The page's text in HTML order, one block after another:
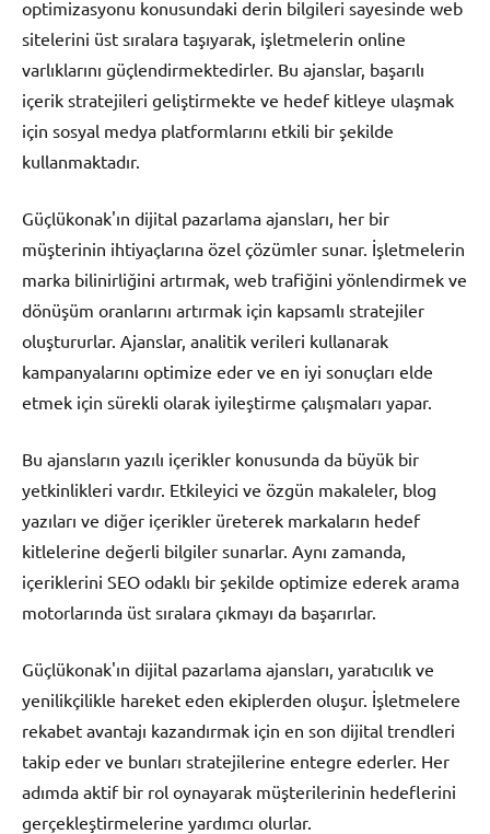
optimizasyonu konusundaki derin bilgileri sayesinde web
sitelerini üst sıralara taşıyarak, işletmelerin online
varlıklarını güçlendirmektedirler. Bu ajanslar, başarılı
içerik stratejileri geliştirmekte ve hedef kitleye ulaşmak
için sosyal medya platformlarını etkili bir şekilde
kullanmaktadır.
Güçlükonak'ın dijital pazarlama ajansları, her bir
müşterinin ihtiyaçlarına özel çözümler sunar. İşletmelerin
marka bilinirliğini artırmak, web trafiğini yönlendirmek ve
dönüşüm oranlarını artırmak için kapsamlı stratejiler
oluştururlar. Ajanslar, analitik verileri kullanarak
kampanyalarını optimize eder ve en iyi sonuçları elde
etmek için sürekli olarak iyileştirme çalışmaları yapar.
Bu ajansların yazılı içerikler konusunda da büyük bir
yetkinlikleri vardır. Etkileyici ve özgün makaleler, blog
yazıları ve diğer içerikler üreterek markaların hedef
kitlelerine değerli bilgiler sunarlar. Aynı zamanda,
içeriklerini SEO odaklı bir şekilde optimize ederek arama
motorlarında üst sıralara çıkmayı da başarırlar.
Güçlükonak'ın dijital pazarlama ajansları, yaratıcılık ve
yenilikçilikle hareket eden ekiplerden oluşur. İşletmelere
rekabet avantajı kazandırmak için en son dijital trendleri
takip eder ve bunları stratejilerine entegre ederler. Her
adımda aktif bir rol oynayarak müşterilerinin hedeflerini
gerçekleştirmelerine yardımcı olurlar.